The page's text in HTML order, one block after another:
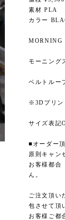
素材 PLA
カラー
MORNING
モーニング
ベルトルー
※3Dプリン
サイズ表記
■オーダー
原則キャン
お客様都合
ん。
ご注文頂い
包させて頂
お客様ご都